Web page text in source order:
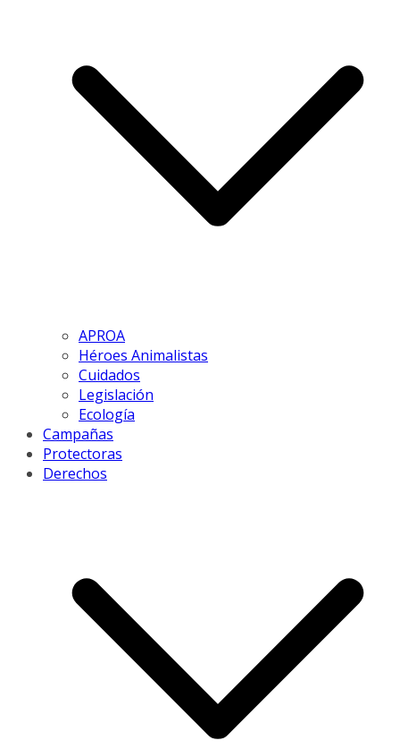
APROA
Héroes Animalistas
Cuidados
Legislación
Ecología
Campañas
Protectoras
Derechos